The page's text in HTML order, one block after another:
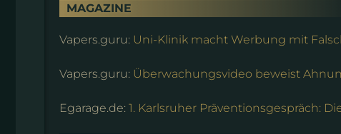
MAGAZINE
Vapers.guru: Uni-Klinik macht Werbung mit
Vapers.guru: Überwachungsvideo beweist
Egarage.de: 1. Karlsruher Präventionsgespräch: